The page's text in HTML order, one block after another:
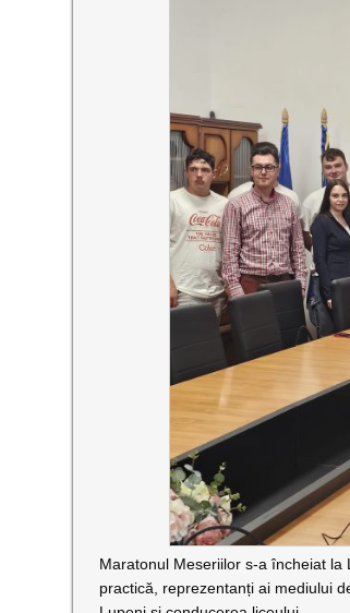
Maratonul Meseriilor s-a încheiat
practică, reprezentanți ai mediului